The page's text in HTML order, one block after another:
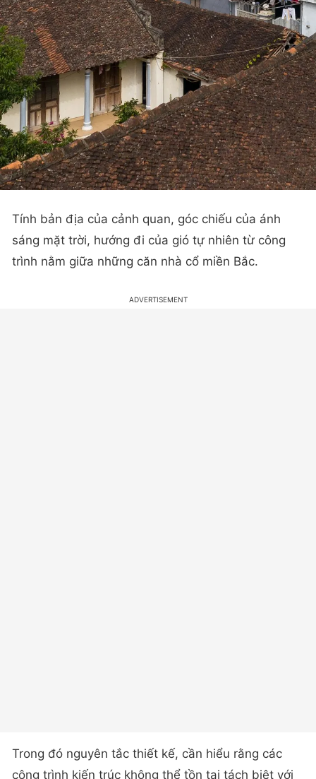
Tính bản địa của cảnh quan, góc chiếu của ánh
sáng mặt trời, hướng đi của gió tự nhiên từ công
trình nằm giữa những căn nhà cổ miền Bắc.
Trong đó nguyên tắc thiết kế, cần hiểu rằng các